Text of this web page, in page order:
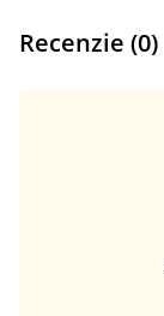
Recenzie (0)